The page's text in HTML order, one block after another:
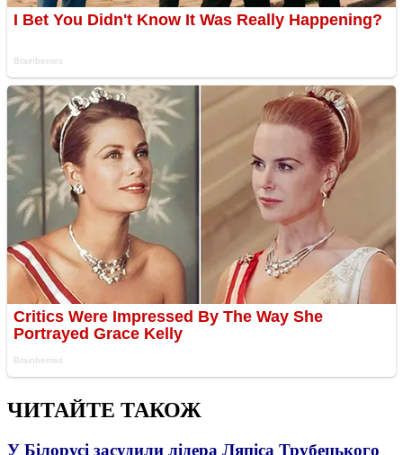
ЧИТАЙТЕ ТАКОЖ
У Білорусі засудили лідера Ляпіса Трубецького